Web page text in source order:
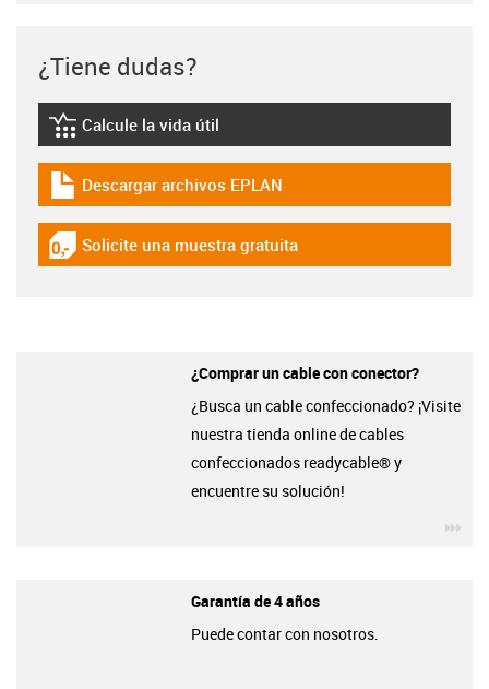
¿Tiene dudas?
igus-icon-lebensdauerrechner
Calcule la vida útil
igus-icon-download-plan
Descargar archivos EPLAN
igus-icon-gratismuster
Solicite una muestra gratuita
¿Comprar un cable con conector?
¿Busca un cable confeccionado? ¡Visite
nuestra tienda online de cables
confeccionados readycable® y
encuentre su solución!
Garantía de 4 años
Puede contar con nosotros.